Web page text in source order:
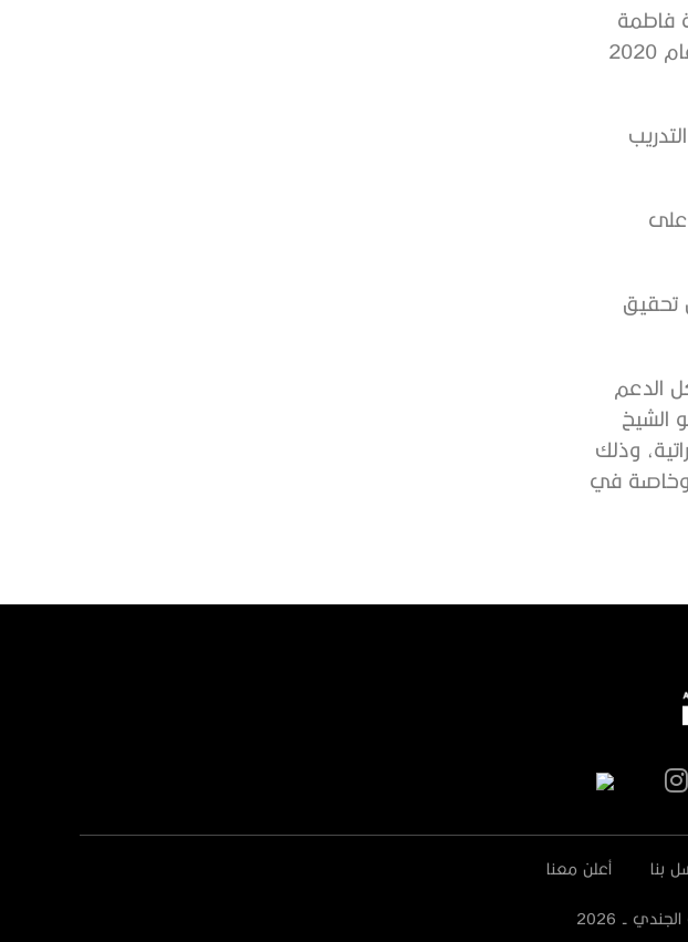
فاطمة
بنت مبارك من خلال مبادرتها عن المرأة للسلام والأمن، حيث حققت المبادرة منذ إنشائها في عام 2020
على
تحقيق
الدعم
الشيخ
وذلك
وخاصة في
بنا أعلن معنا
-
2026